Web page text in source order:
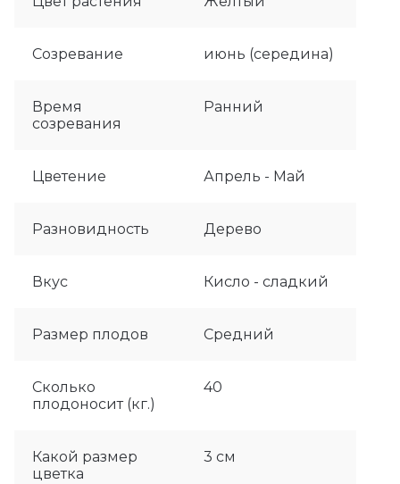
Созревание июнь (середина)
Время
созревания
Ранний
Цветение Апрель - Май
Разновидность Дерево
Вкус Кисло - сладкий
Размер плодов Средний
Сколько
плодоносит (кг.)
40
Какой размер
цветка
3 см